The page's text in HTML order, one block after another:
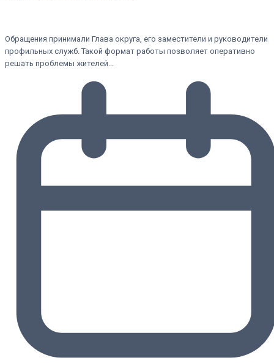
Обращения принимали Глава округа, его заместители и руководители
профильных служб. Такой формат работы позволяет оперативно
решать проблемы жителей…